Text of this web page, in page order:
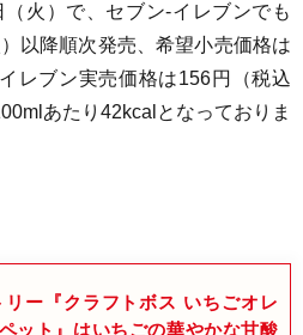
火）で、セブン-イレブンでも
以降順次発売 、希望小売価格は
レブン実売価格は156円（税込
あたり 42kcal となっておりま
リー『クラフトボス いちごオレ
ット』はいちごの華やかな甘酸